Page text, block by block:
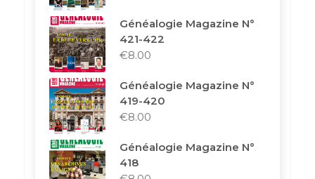
Généalogie Magazine N°
421-422
€8.00
Généalogie Magazine N°
419-420
€8.00
Généalogie Magazine N°
418